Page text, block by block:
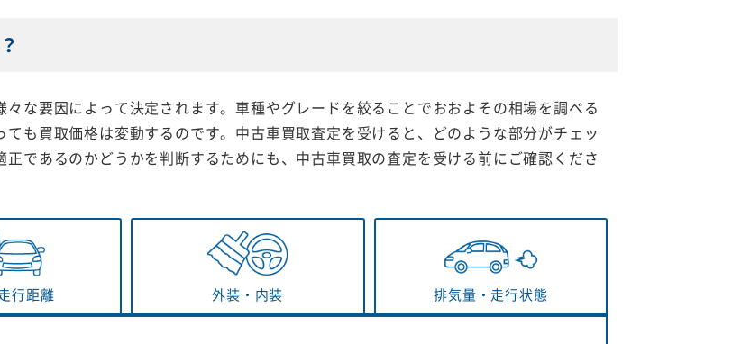
な要因によって決定されます。車種やグレードを絞ることでおおよその相場を調べる
も買取価格は変動するのです。中古車買取査定を受けると、どのような部分がチェッ
であるのかどうかを判断するためにも、中古車買取の査定を受ける前にご確認くださ
行距離 外装・ 内装 排気量・ 走行状態